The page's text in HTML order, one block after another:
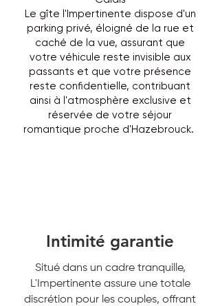
Le gîte l'Impertinente dispose d'un
parking privé, éloigné de la rue et
caché de la vue, assurant que
votre véhicule reste invisible aux
passants et que votre présence
reste confidentielle, contribuant
ainsi à l'atmosphère exclusive et
réservée de votre séjour
romantique proche d'Hazebrouck.
Intimité garantie
Situé dans un cadre tranquille,
L'Impertinente assure une totale
discrétion pour les couples, offrant